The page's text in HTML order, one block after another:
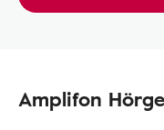
Amplifon